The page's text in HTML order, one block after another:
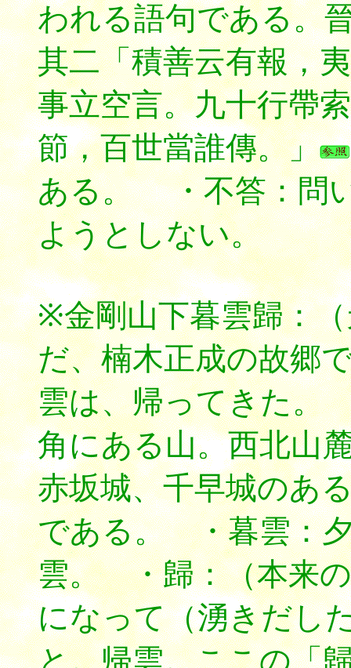
われる語句である。
其二「積善云有報，
事立空言。九十行帶
節，百世當誰傳。」
ある。 ・不答：問
ようとしない。
※金剛山下暮雲歸：
だ、楠木正成の故郷
雲は、帰ってきた。
角にある山。西北山
赤坂城、千早城のあ
である。 ・暮雲：
雲。 ・歸：（本来
になって（湧きだし
と。帰雲。ここの「